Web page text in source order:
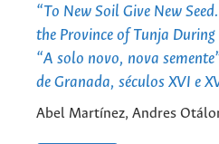
“To New Soil Give New
the Province of Tunja
“A solo novo, nova
de Granada, séculos XVI e
Abel Martínez, Andres